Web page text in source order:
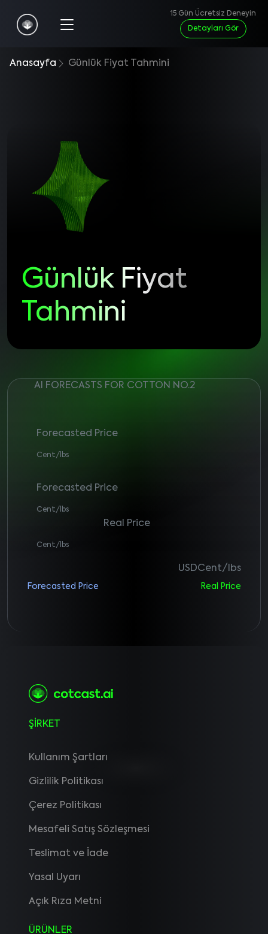
15 Gün Ücretsiz Deneyin
Detayları Gör
Anasayfa Günlük Fiyat Tahmini
Günlük Fiyat
Tahmini
AI FORECASTS FOR COTTON NO.2
Forecasted Price
Cent/lbs
Forecasted Price
Cent/lbs
Real Price
Cent/lbs
USDCent/lbs
Forecasted Price Real Price
ŞİRKET
Kullanım Şartları
Gizlilik Politikası
Çerez Politikası
Mesafeli Satış Sözleşmesi
Teslimat ve İade
Yasal Uyarı
Açık Rıza Metni
ÜRÜNLER